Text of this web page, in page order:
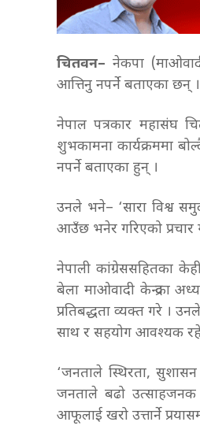
चितवन– नेकपा
आत्तिनु नपर्ने बताएका छन् ।
नेपाल पत्रकार महासंघ
शुभकामना कार्यक्रममा
नपर्ने बताएका हुन् ।
उनले भने– ‘सारा विश्व
आउँछ भनेर गरिएको
नेपाली कांग्रेससहितका
बेला माओवादी केन्द्रका
प्रतिबद्धता व्यक्त गरे ।
साथ र सहयोग आवश्यक
‘जनताले स्थिरता,
जनताले बढो उत्साहजनक
आफूलाई खरो उत्तार्ने